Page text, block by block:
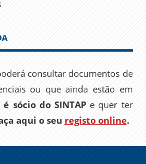
consultar documentos de
ou que ainda estão em
é sócio do SINTAPe quer ter
aqui o seu registo online.